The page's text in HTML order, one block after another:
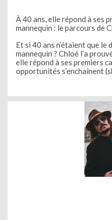
À 40 ans, elle répond à ses
mannequin : le parcours de
Et si 40 ans n’étaient que le
mannequin ? Chloé l’a
elle répond à ses premiers
opportunités s’enchaînent